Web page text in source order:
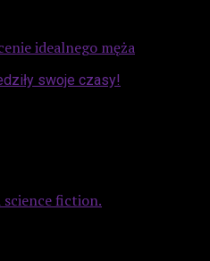
idealnego męża
science fiction.